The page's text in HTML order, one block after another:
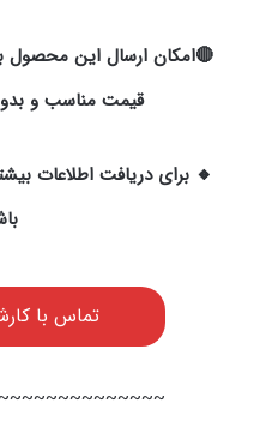
قیمت مناسب و
🔸 برای دریافت اطلاعات
تماس با